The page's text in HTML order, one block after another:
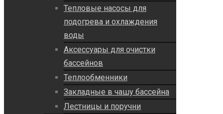
Тепловые насосы для
подогрева и охлаждения
воды
Аксессуары для очистки
бассейнов
Теплообменники
Закладные в чашу бассейна
Лестницы и поручни